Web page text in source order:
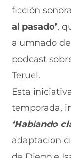
ficción
al pasado’,
alumnado
podcast
Teruel.
Esta
temporada,
‘Hablando
adaptación